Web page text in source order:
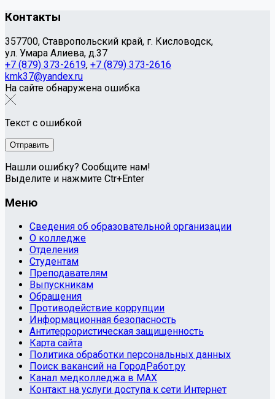
Контакты
357700, Ставропольский край, г. Кисловодск,
ул. Умара Алиева, д.37
+7 (879) 373-2619, +7 (879) 373-2616
kmk37@yandex.ru
На сайте обнаружена ошибка
Текст с ошибкой
Нашли ошибку? Сообщите нам!
Выделите и нажмите Ctr+Enter
Меню
Сведения об образовательной организации
О колледже
Отделения
Студентам
Преподавателям
Выпускникам
Обращения
Противодействие коррупции
Информационная безопасность
Антитеррористическая защищенность
Карта сайта
Политика обработки персональных данных
Поиск вакансий на ГородРабот.ру
Канал медколледжа в MAX
Контакт на услуги доступа к сети Интернет